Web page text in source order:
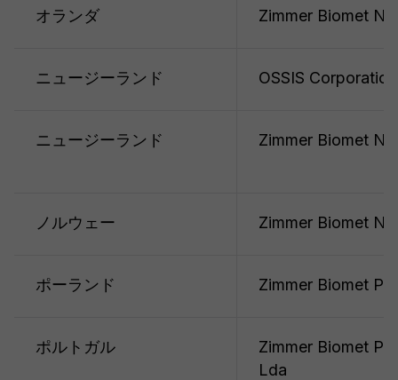
オランダ Zimmer Biomet
ニュージーランド OSSIS Corporation
ニュージーランド Zimmer Biomet
ノルウェー Zimmer Biomet
ポーランド Zimmer Biomet
ポルトガル
Zimmer Biomet
Lda